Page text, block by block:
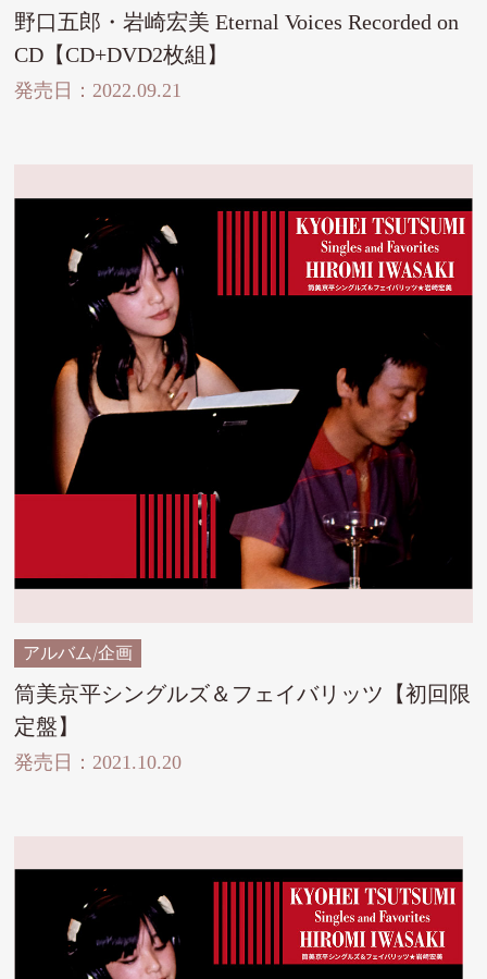
野口五郎・岩崎宏美 Eternal Voices Recorded on
CD【CD+DVD2枚組】
発売日：2022.09.21
アルバム/企画
筒美京平シングルズ＆フェイバリッツ【初回限
定盤】
発売日：2021.10.20